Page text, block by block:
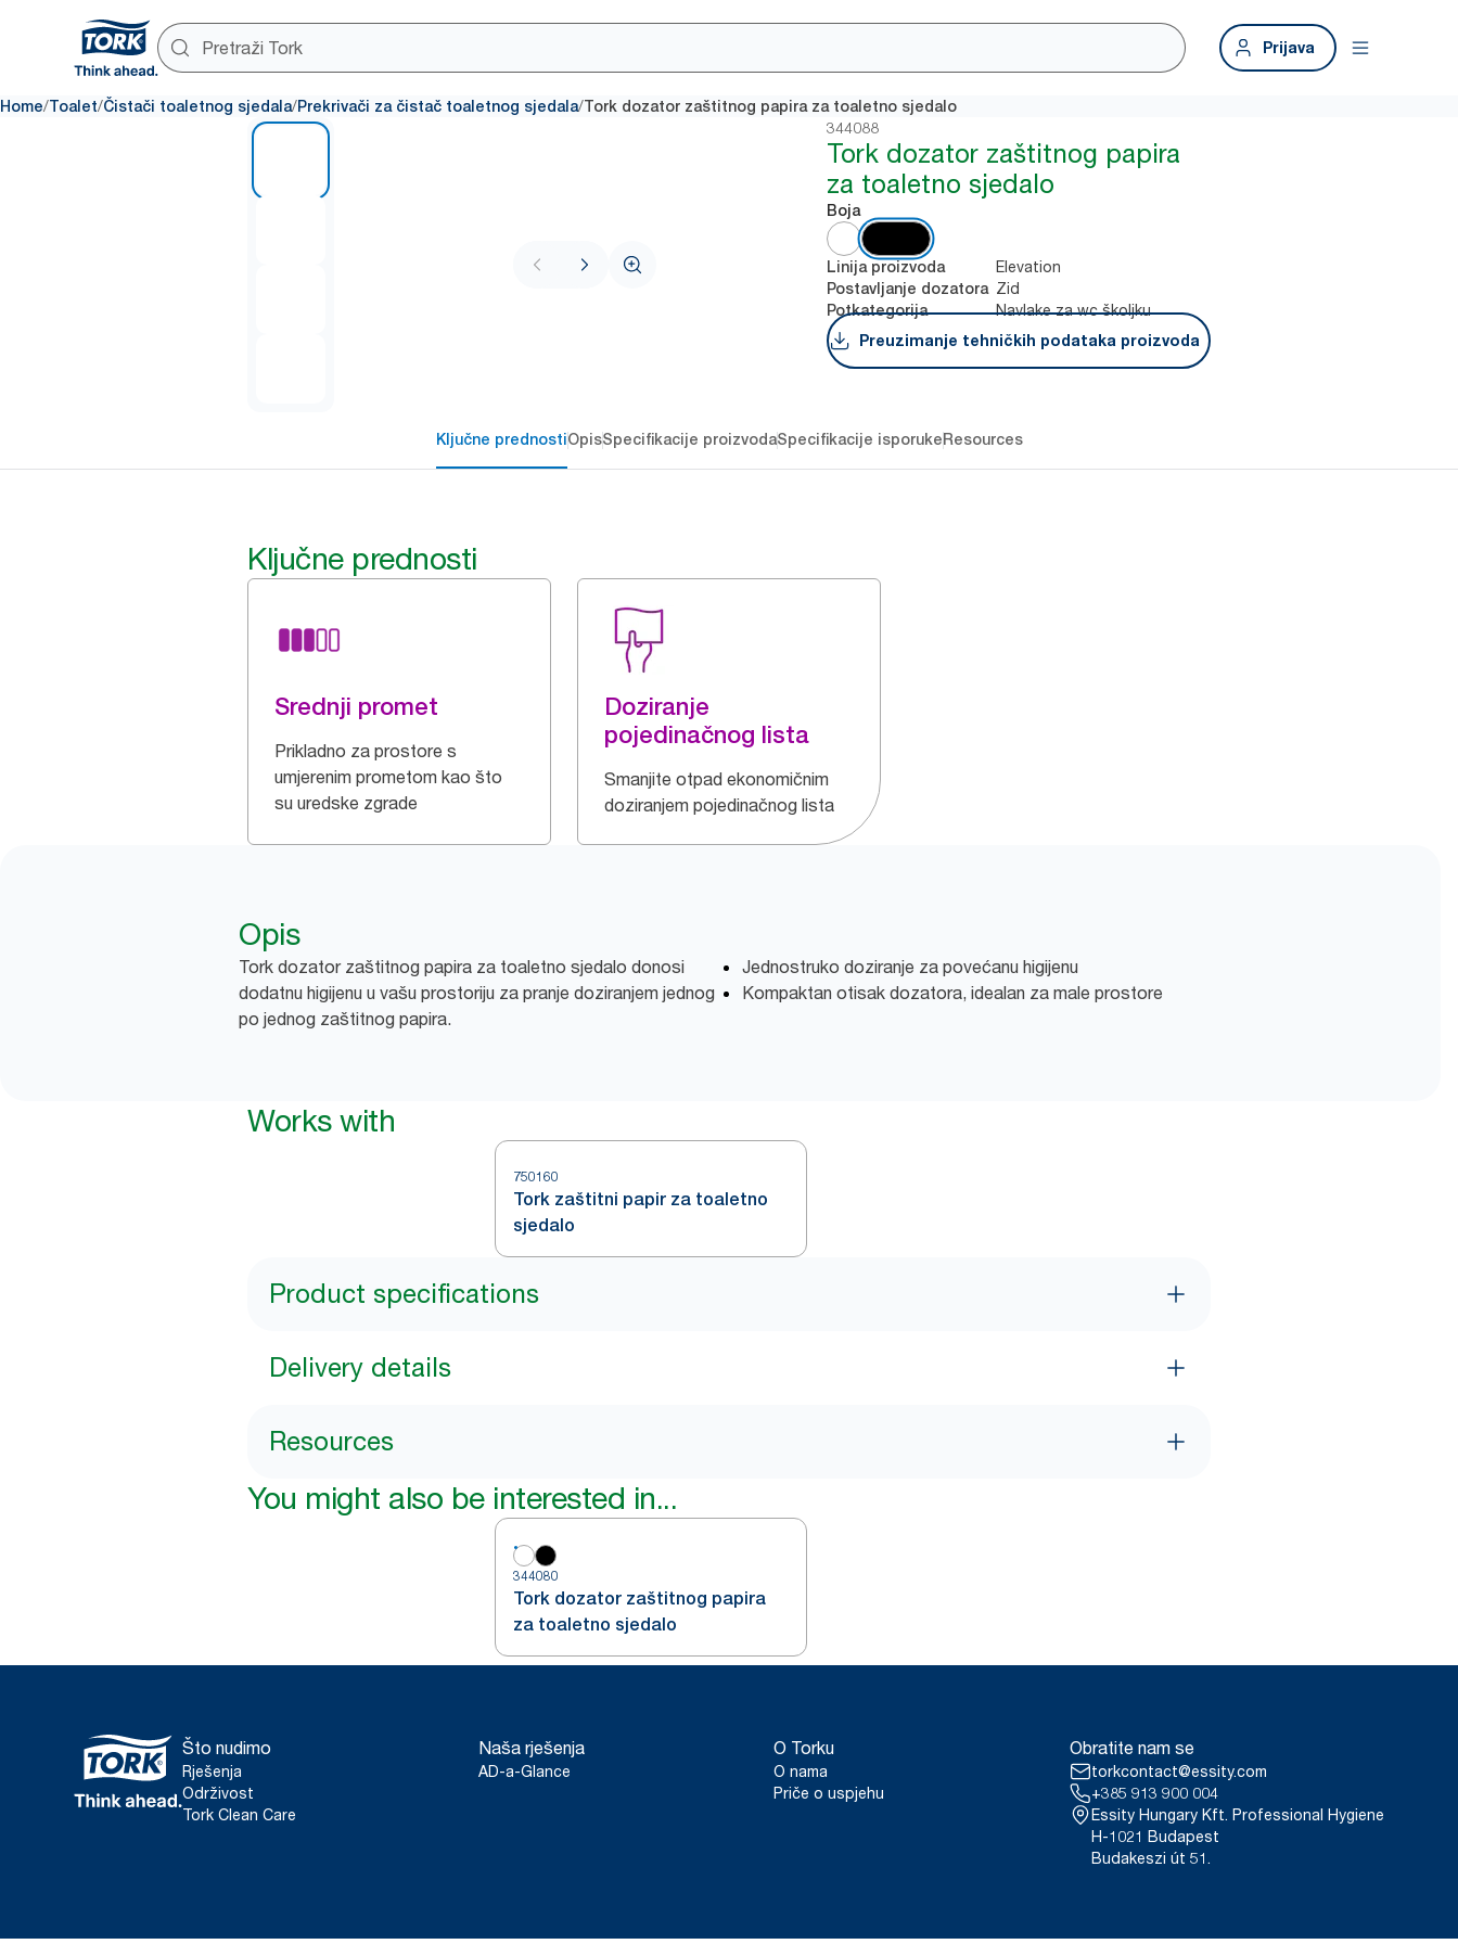
Prijava
Home/Toalet/Čistači toaletnog sjedala/Prekrivači za čistač toaletnog sjedala/Tork dozator zaštitnog papira za toaletno sjedalo
344088
Tork dozator zaštitnog papira
za toaletno sjedalo
Boja
Linija proizvoda Elevation
Postavljanje dozatora Zid
Potkategorija
Navlake za wc školjku
Preuzimanje tehničkih podataka proizvoda
Ključne prednostiOpisSpecifikacije proizvodaSpecifikacije isporukeResources
Ključne prednosti
Srednji promet
Prikladno za prostore s
umjerenim prometom kao što
su uredske zgrade
Doziranje
pojedinačnog lista
Smanjite otpad ekonomičnim
doziranjem pojedinačnog lista
Opis
Tork dozator zaštitnog papira za toaletno sjedalo donosi
dodatnu higijenu u vašu prostoriju za pranje doziranjem jednog
po jednog zaštitnog papira.
Jednostruko doziranje za povećanu higijenu
Kompaktan otisak dozatora, idealan za male prostore
Works with
750160
Tork zaštitni papir za toaletno
sjedalo
Product specifications
Delivery details
Resources
You might also be interested in...
344080
Tork dozator zaštitnog papira
za toaletno sjedalo
Što nudimo
Rješenja
Održivost
Tork Clean Care
Naša rješenja
AD-a-Glance
O Torku
O nama
Priče o uspjehu
Obratite nam se
torkcontact@essity.com
+385 913 900 004
Essity Hungary Kft. Professional Hygiene
H-1021 Budapest
Budakeszi út 51.